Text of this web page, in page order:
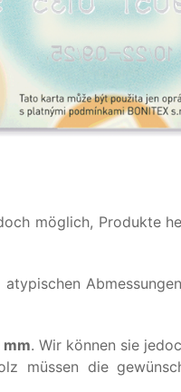
möglich, Produkte
. Wir können sie
müssen die